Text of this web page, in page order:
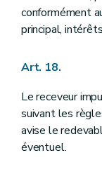
conformément
principal,
Art. 18.
Le receveur
suivant les
avise le
éventuel.